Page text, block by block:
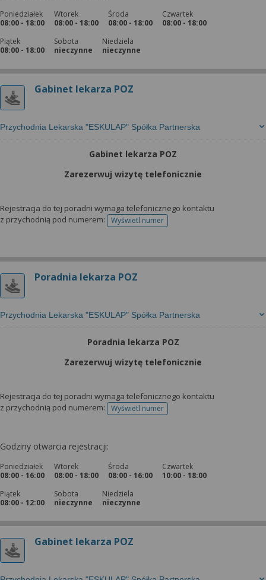
Poniedziałek
08:00 - 18:00
Wtorek
08:00 - 18:00
Środa
08:00 - 18:00
Czwartek
08:00 - 18:00
Piątek
08:00 - 18:00
Sobota
nieczynne
Niedziela
nieczynne
Gabinet lekarza POZ
Przychodnia Lekarska "ESKULAP" Spółka Partnerska
Gabinet lekarza POZ
Zarezerwuj wizytę telefonicznie
Rejestracja do tej poradni wymaga telefonicznego kontaktu
z przychodnią pod numerem:
Wyświetl numertelefonu do rejestracji
Poradnia lekarza POZ
Przychodnia Lekarska "ESKULAP" Spółka Partnerska
Poradnia lekarza POZ
Zarezerwuj wizytę telefonicznie
Rejestracja do tej poradni wymaga telefonicznego kontaktu
z przychodnią pod numerem:
Wyświetl numertelefonu do rejestracji
Godziny otwarcia rejestracji:
Poniedziałek
08:00 - 16:00
Wtorek
08:00 - 18:00
Środa
08:00 - 16:00
Czwartek
10:00 - 18:00
Piątek
08:00 - 12:00
Sobota
nieczynne
Niedziela
nieczynne
Gabinet lekarza POZ